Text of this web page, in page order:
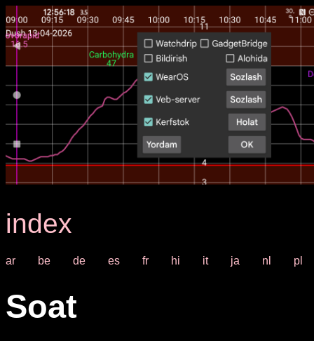
index
ar be de es fr hi it ja nl pl
Soat